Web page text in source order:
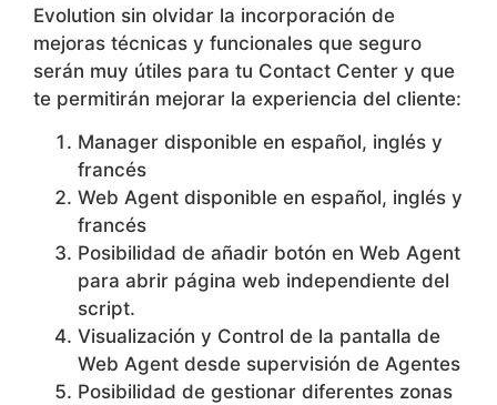
Evolution sin olvidar la incorporación de
mejoras técnicas y funcionales que seguro
serán muy útiles para tu Contact Center y que
te permitirán mejorar la experiencia del cliente:
Manager disponible en español, inglés y
francés
Web Agent disponible en español, inglés y
francés
Posibilidad de añadir botón en Web Agent
para abrir página web independiente del
script.
Visualización y Control de la pantalla de
Web Agent desde supervisión de Agentes
Posibilidad de gestionar diferentes zonas